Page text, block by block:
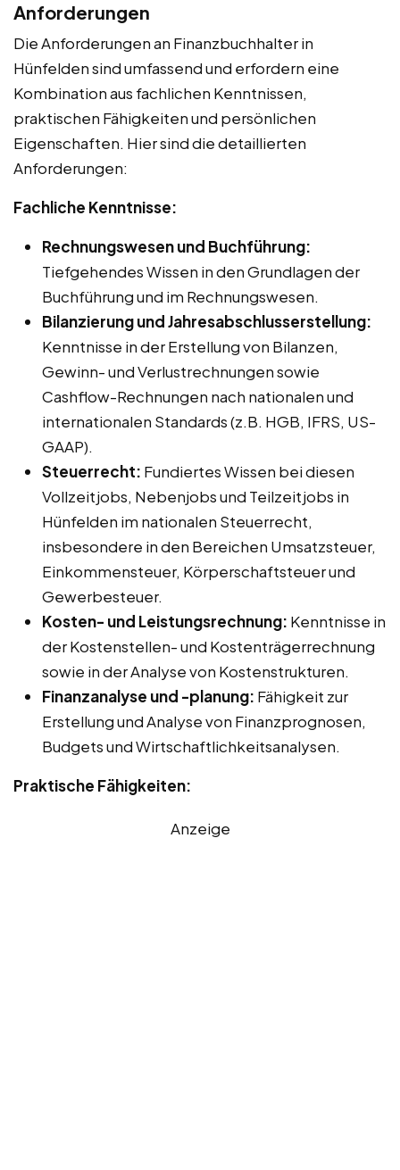
Anforderungen
Die Anforderungen an Finanzbuchhalter in
Hünfelden sind umfassend und erfordern eine
Kombination aus fachlichen Kenntnissen,
praktischen Fähigkeiten und persönlichen
Eigenschaften. Hier sind die detaillierten
Anforderungen:
Fachliche Kenntnisse:
Rechnungswesen und Buchführung:
Tiefgehendes Wissen in den Grundlagen der
Buchführung und im Rechnungswesen.
Bilanzierung und Jahresabschlusserstellung:
Kenntnisse in der Erstellung von Bilanzen,
Gewinn- und Verlustrechnungen sowie
Cashflow-Rechnungen nach nationalen und
internationalen Standards (z.B. HGB, IFRS, US-
GAAP).
Steuerrecht: Fundiertes Wissen bei diesen
Vollzeitjobs, Nebenjobs und Teilzeitjobs in
Hünfelden im nationalen Steuerrecht,
insbesondere in den Bereichen Umsatzsteuer,
Einkommensteuer, Körperschaftsteuer und
Gewerbesteuer.
Kosten- und Leistungsrechnung: Kenntnisse in
der Kostenstellen- und Kostenträgerrechnung
sowie in der Analyse von Kostenstrukturen.
Finanzanalyse und -planung: Fähigkeit zur
Erstellung und Analyse von Finanzprognosen,
Budgets und Wirtschaftlichkeitsanalysen.
Praktische Fähigkeiten:
Anzeige